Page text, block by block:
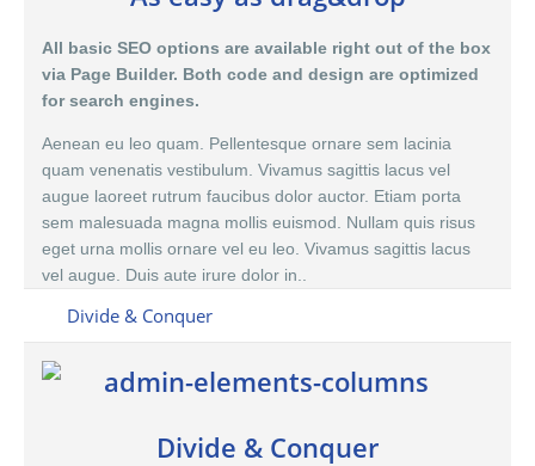
All basic SEO options are available right out of the box
via Page Builder. Both code and design are optimized
for search engines.
Aenean eu leo quam. Pellentesque ornare sem lacinia
quam venenatis vestibulum. Vivamus sagittis lacus vel
augue laoreet rutrum faucibus dolor auctor. Etiam porta
sem malesuada magna mollis euismod. Nullam quis risus
eget urna mollis ornare vel eu leo. Vivamus sagittis lacus
vel augue. Duis aute irure dolor in..
Divide & Conquer
Divide & Conquer